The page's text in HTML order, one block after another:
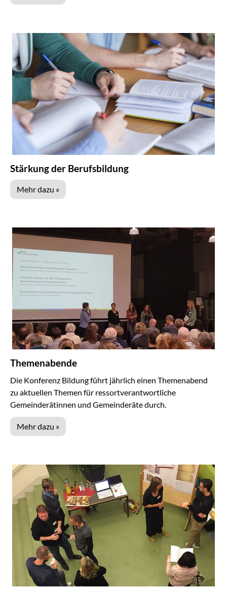
Stärkung der Berufsbildung
Mehr dazu »
Themenabende
Die Konferenz Bildung führt jährlich einen Themenabend
zu aktuellen Themen für ressortverantwortliche
Gemeinderätinnen und Gemeinderäte durch.
Mehr dazu »